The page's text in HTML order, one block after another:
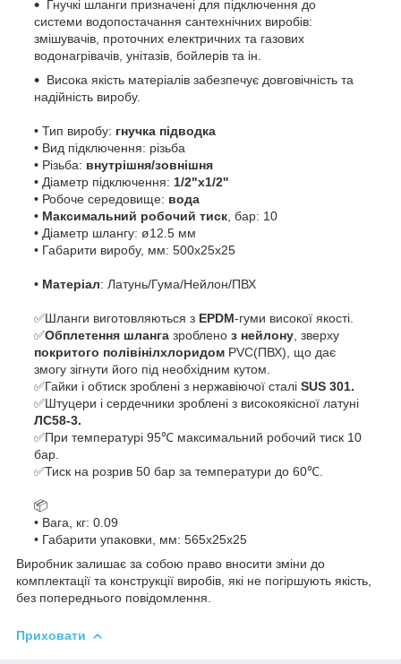
Гнучкі шланги призначені для підключення до
системи водопостачання сантехнічних виробів:
змішувачів, проточних електричних та газових
водонагрівачів, унітазів, бойлерів та ін.
Висока якість матеріалів забезпечує довговічність та
надійність виробу.
• Тип виробу: гнучка підводка
• Вид підключення: різьба
• Різьба: внутрішня/зовнішня
• Діаметр підключення: 1/2"х1/2''
• Робоче середовище: вода
• Максимальний робочий тиск , бар: 10
• Діаметр шлангу: ø12.5 мм
• Габарити виробу, мм: 500х25х25
• Матеріал: Латунь/Гума/Нейлон/ПВХ
✅Шланги виготовляються з EPDM-гуми високої якості.
✅Обплетення шланга зроблено з нейлону , зверху
покритого полівінілхлоридом PVC(ПВХ), що дає
змогу зігнути його під необхідним кутом.
✅Гайки і обтиск зроблені з нержавіючої сталі SUS 301.
✅Штуцери і сердечники зроблені з високоякісної латуні
ЛС58-3.
✅При температурі 95℃ максимальний робочий тиск 10
бар.
✅Тиск на розрив 50 бар за температури до 60℃.
📦
• Вага, кг: 0.09
• Габарити упаковки, мм: 565x25x25
Виробник залишає за собою право вносити зміни до
комплектації та конструкції виробів, які не погіршують якість,
без попереднього повідомлення.
Приховати